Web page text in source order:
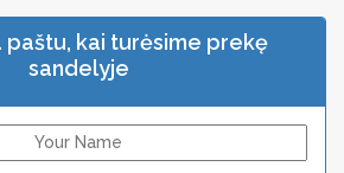
paštu, kai turėsime prekę
sandelyje